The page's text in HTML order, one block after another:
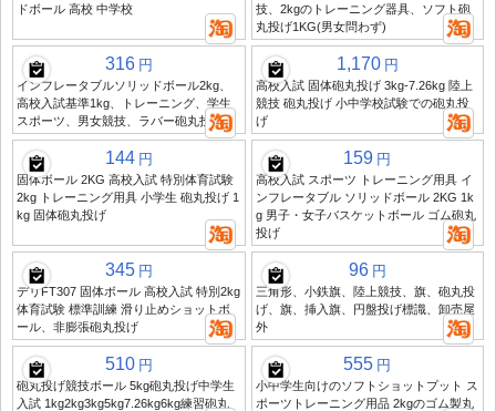
ドボール 高校 中学校
技、2kgのトレーニング器具、ソフト砲
丸投げ1KG(男女問わず)
316 円
インフレータブルソリッドボール2kg、
高校入試基準1kg、トレーニング、学生
スポーツ、男女競技、ラバー砲丸投げ
1,170 円
高校入試 固体砲丸投げ 3kg-7.26kg 陸上
競技 砲丸投げ 小中学校試験での砲丸投
げ
144 円
固体ボール 2KG 高校入試 特別体育試験
2kg トレーニング用具 小学生 砲丸投げ 1
kg 固体砲丸投げ
159 円
高校入試 スポーツ トレーニング用具 イ
ンフレータブル ソリッドボール 2KG 1k
g 男子・女子バスケットボール ゴム砲丸
投げ
345 円
デリFT307 固体ボール 高校入試 特別2kg
体育試験 標準訓練 滑り止めショットボ
ール、非膨張砲丸投げ
96 円
三角形、小鉄旗、陸上競技、旗、砲丸投
げ、旗、挿入旗、円盤投げ標識、卸売屋
外
510 円
砲丸投げ競技ボール 5kg砲丸投げ中学生
入試 1kg2kg3kg5kg7.26kg6kg練習砲丸
555 円
小中学生向けのソフトショットプット ス
ポーツトレーニング用品 2kgのゴム製丸